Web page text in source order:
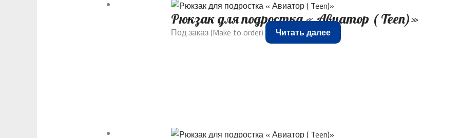
Рюкзак для подростка « Авиатор ( Teen)»
Под заказ (Make to order) Читать далее